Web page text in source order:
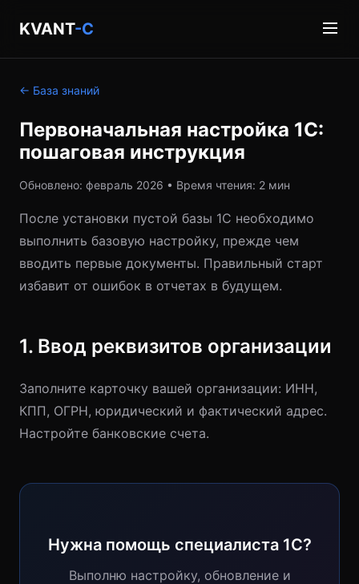
KVANT-C
← База знаний
Первоначальная настройка 1С:
пошаговая инструкция
Обновлено: февраль 2026 • Время чтения: 2 мин
После установки пустой базы 1С необходимо
выполнить базовую настройку, прежде чем
вводить первые документы. Правильный старт
избавит от ошибок в отчетах в будущем.
1. Ввод реквизитов организации
Заполните карточку вашей организации: ИНН,
КПП, ОГРН, юридический и фактический адрес.
Настройте банковские счета.
Нужна помощь специалиста 1С?
Выполню настройку, обновление и